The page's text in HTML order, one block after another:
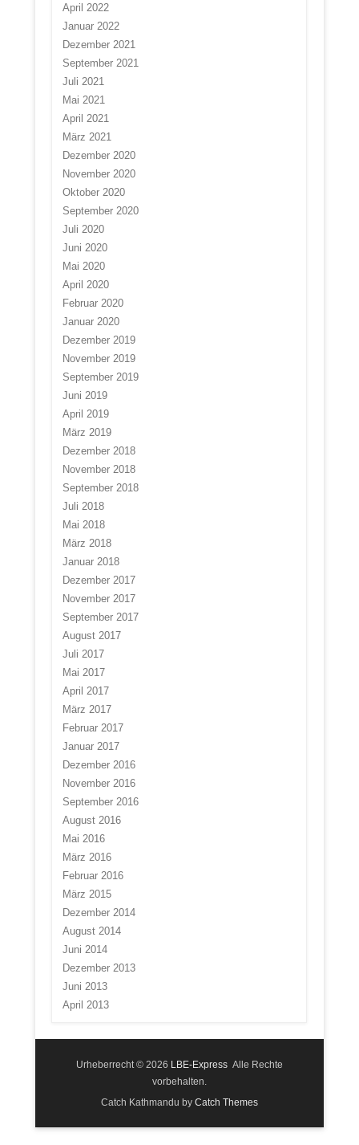
April 2022
Januar 2022
Dezember 2021
September 2021
Juli 2021
Mai 2021
April 2021
März 2021
Dezember 2020
November 2020
Oktober 2020
September 2020
Juli 2020
Juni 2020
Mai 2020
April 2020
Februar 2020
Januar 2020
Dezember 2019
November 2019
September 2019
Juni 2019
April 2019
März 2019
Dezember 2018
November 2018
September 2018
Juli 2018
Mai 2018
März 2018
Januar 2018
Dezember 2017
November 2017
September 2017
August 2017
Juli 2017
Mai 2017
April 2017
März 2017
Februar 2017
Januar 2017
Dezember 2016
November 2016
September 2016
August 2016
Mai 2016
März 2016
Februar 2016
März 2015
Dezember 2014
August 2014
Juni 2014
Dezember 2013
Juni 2013
April 2013
Urheberrecht © 2026 LBE-Express Alle Rechte
vorbehalten.
Catch Kathmandu by Catch Themes